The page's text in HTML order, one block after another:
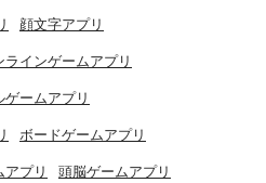
顔文字アプリ
ラインゲームアプリ
ゲームアプリ
ボードゲームアプリ
アプリ 頭脳ゲームアプリ